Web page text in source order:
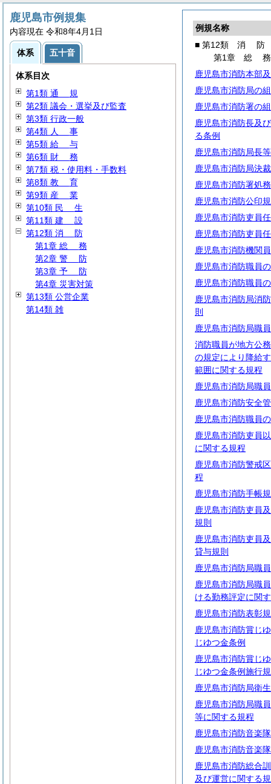
例規名称
■ 第12類 消 防
第1章 総務
鹿児島市消防本部
鹿児島市消防局の
鹿児島市消防署の
鹿児島市消防長及
る条例
鹿児島市消防局長
鹿児島市消防局決
鹿児島市消防署処
鹿児島市消防公印
鹿児島市消防吏員
鹿児島市消防吏員
鹿児島市消防機関
鹿児島市消防職員
鹿児島市消防職員
鹿児島市消防局消
則
鹿児島市消防局職
消防職員が地方公
の規定により降給
範囲に関する規程
鹿児島市消防局職
鹿児島市消防安全
鹿児島市消防職員
鹿児島市消防吏員
に関する規程
鹿児島市消防警戒
程
鹿児島市消防手帳
鹿児島市消防吏員
規則
鹿児島市消防吏員
貸与規則
鹿児島市消防局職
鹿児島市消防局職
ける勤務評定に関
鹿児島市消防表彰
鹿児島市消防賞じ
じゆつ金条例
鹿児島市消防賞じ
じゆつ金条例施行
鹿児島市消防局衛
鹿児島市消防局職
等に関する規程
鹿児島市消防音楽
鹿児島市消防音楽
鹿児島市消防総合
及び運営に関する
鹿児島市例規集
内容現在 令和8年4月1日
体系 五十音
体系目次
第1類 通 規
第2類 議会・選挙及び監査
第3類 行政一般
第4類 人 事
第5類 給 与
第6類 財 務
第7類 税・使用料・手数料
第8類 教 育
第9類 産 業
第10類 民 生
第11類 建 設
第12類 消 防
第1章 総 務
第2章 警 防
第3章 予 防
第4章 災害対策
第13類 公営企業
第14類 雑